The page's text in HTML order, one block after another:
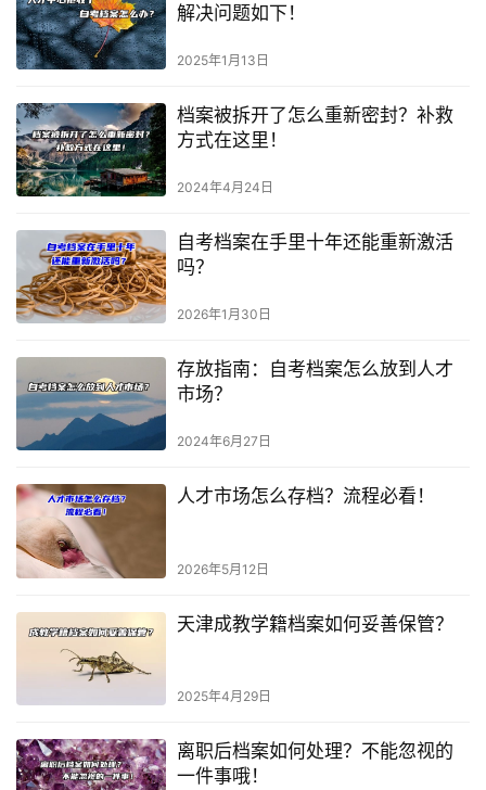
解决问题如下！
2025年1月13日
档案被拆开了怎么重新密封？补救
方式在这里！
2024年4月24日
自考档案在手里十年还能重新激活
吗？
2026年1月30日
存放指南：自考档案怎么放到人才
市场？
2024年6月27日
人才市场怎么存档？流程必看！
2026年5月12日
天津成教学籍档案如何妥善保管？
2025年4月29日
离职后档案如何处理？不能忽视的
一件事哦！